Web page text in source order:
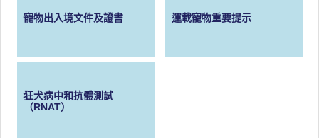
寵物出入境文件及證書 運載寵物重要提示
狂犬病中和抗體測試
（RNAT）